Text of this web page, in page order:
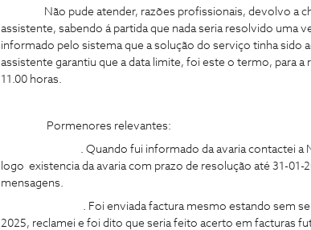
Não pude atender, razões profissionais, devolvo a
assistente, sabendo á partida que nada seria resolvido uma
informado pelo sistema que a solução do serviço tinha sido
assistente garantiu que a data limite, foi este o termo, para a
11.00 horas.
Pormenores relevantes:
. Quando fui informado da avaria contactei a NOS
logo existencia da avaria com prazo de resolução até 31-01-
mensagens.
. Foi enviada factura mesmo estando sem
2025, reclamei e foi dito que seria feito acerto em facturas